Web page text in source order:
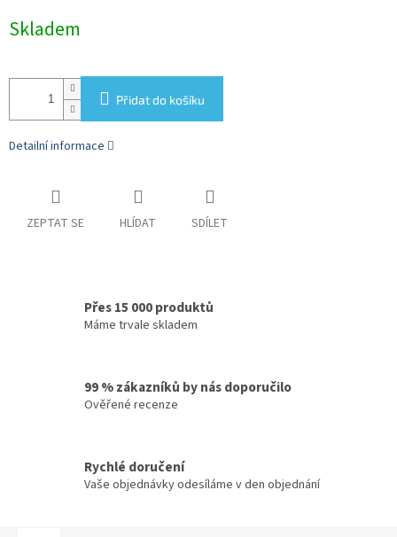
cena:
Skladem
Přidat do košíku
Detailní informace
ZEPTAT SE HLÍDAT SDÍLET
Přes 15 000 produktů
Máme trvale skladem
99 % zákazníků by nás doporučilo
Ověřené recenze
Rychlé doručení
Vaše objednávky odesíláme v den objednání